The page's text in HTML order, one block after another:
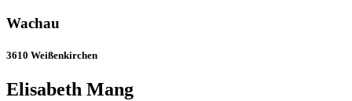
Wachau
3610 Weißenkirchen
Elisabeth Mang